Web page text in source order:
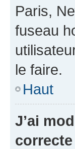
Paris,
fuseau
le faire.
Haut
J’ai
correcte